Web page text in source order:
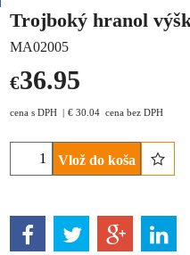
Trojboký hranol
MA02005
€36.95
cena s DPH € 30.04 cena bez DPH
Vlož do koša